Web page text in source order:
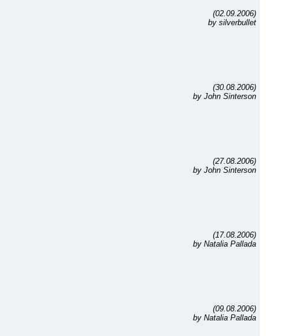
(02.09.2006)
by silverbullet
(30.08.2006)
by John Sinterson
(27.08.2006)
by John Sinterson
(17.08.2006)
by Natalia Pallada
(09.08.2006)
by Natalia Pallada